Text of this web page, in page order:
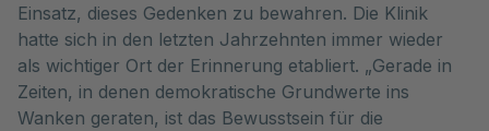
Einsatz, dieses Gedenken zu bewahren. Die Klinik
hatte sich in den letzten Jahrzehnten immer wieder
als wichtiger Ort der Erinnerung etabliert. „Gerade in
Zeiten, in denen demokratische Grundwerte ins
Wanken geraten, ist das Bewusstsein für die